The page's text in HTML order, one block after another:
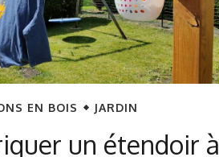
EN BOIS JARDIN
un étendoir à